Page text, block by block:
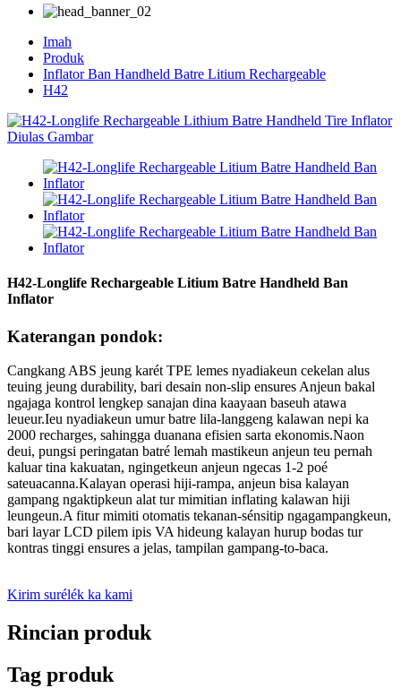
Imah
Produk
Inflator Ban Handheld Batre Litium Rechargeable
H42
H42-Longlife Rechargeable Litium Batre Handheld Ban
Inflator
Katerangan pondok:
Cangkang ABS jeung karét TPE lemes nyadiakeun cekelan alus
teuing jeung durability, bari desain non-slip ensures Anjeun bakal
ngajaga kontrol lengkep sanajan dina kaayaan baseuh atawa
leueur.Ieu nyadiakeun umur batre lila-langgeng kalawan nepi ka
2000 recharges, sahingga duanana efisien sarta ekonomis.Naon
deui, pungsi peringatan batré lemah mastikeun anjeun teu pernah
kaluar tina kakuatan, ngingetkeun anjeun ngecas 1-2 poé
sateuacanna.Kalayan operasi hiji-rampa, anjeun bisa kalayan
gampang ngaktipkeun alat tur mimitian inflating kalawan hiji
leungeun.A fitur mimiti otomatis tekanan-sénsitip ngagampangkeun,
bari layar LCD pilem ipis VA hideung kalayan hurup bodas tur
kontras tinggi ensures a jelas, tampilan gampang-to-baca.
Kirim surélék ka kami
Rincian produk
Tag produk